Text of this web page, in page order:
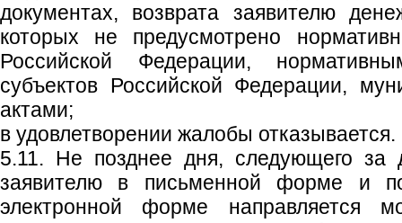
документах, возврата заявителю
которых не предусмотрено
Российской Федерации,
субъектов Российской Федерации,
актами;
в удовлетворении жалобы отказывается.
5.11. Не позднее дня, следующего за
заявителю в письменной форме и
электронной форме направляется